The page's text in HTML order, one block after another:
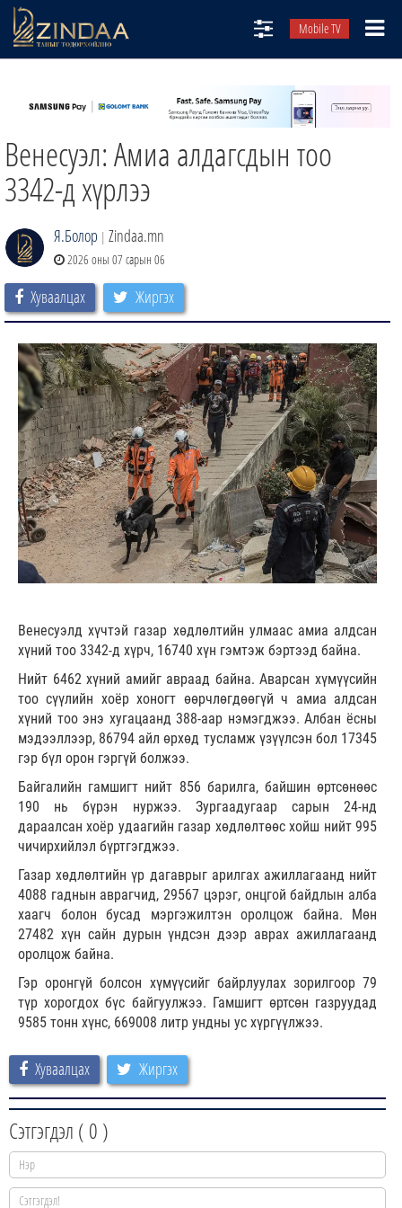
Mobile TV
ТВ8
ӨГЛӨӨНИЙ СОНИН
АУДИО ЗОХИОЛ
ЗИНДАА СЭТГҮҮЛ
Венесуэл: Амиа алдагсдын тоо
3342-д хүрлээ
Я.Болор | Zindaa.mn
2026 оны 07 сарын 06
Хуваалцах Жиргэх
Венесуэлд хүчтэй газар хөдлөлтийн улмаас амиа алдсан
хүний тоо 3342-д хүрч, 16740 хүн гэмтэж бэртээд байна.
Нийт 6462 хүний амийг авраад байна. Аварсан хүмүүсийн
тоо сүүлийн хоёр хоногт өөрчлөгдөөгүй ч амиа алдсан
хүний тоо энэ хугацаанд 388-аар нэмэгджээ. Албан ёсны
мэдээллээр, 86794 айл өрхөд тусламж үзүүлсэн бол 17345
гэр бүл орон гэргүй болжээ.
Байгалийн гамшигт нийт 856 барилга, байшин өртсөнөөс
190 нь бүрэн нуржээ. Зургаадугаар сарын 24-нд
дараалсан хоёр удаагийн газар хөдлөлтөөс хойш нийт 995
чичирхийлэл бүртгэгджээ.
Газар хөдлөлтийн үр дагаврыг арилгах ажиллагаанд нийт
4088 гаднын аврагчид, 29567 цэрэг, онцгой байдлын алба
хаагч болон бусад мэргэжилтэн оролцож байна. Мөн
27482 хүн сайн дурын үндсэн дээр аврах ажиллагаанд
оролцож байна.
Гэр оронгүй болсон хүмүүсийг байрлуулах зорилгоор 79
түр хорогдох бүс байгуулжээ. Гамшигт өртсөн газруудад
9585 тонн хүнс, 669008 литр ундны ус хүргүүлжээ.
Хуваалцах Жиргэх
Сэтгэгдэл ( 0 )